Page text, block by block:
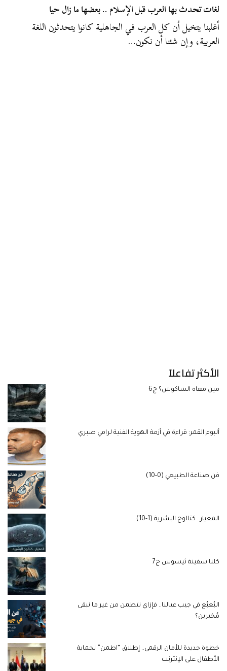
لغات تحدث بها العرب قبل الإسلام .. بعضها ما زال حيا
أغلبنا يتخيل أن كل العرب في الجاهلية كانوا يتحدثون اللغة
العربية، وإن شئنا أن نكون…
الأكثر تفاعلاً
مين معاه الشاكوش؟ ج6
ألبوم القمر: قراءة في أزمة الهوية الفنية لرامي صبري
فن صناعة الطبيعي (0-10)
المعيار.. كتالوج البشرية (1-10)
كلنا سفينة ثيسوس ج7
البُعبُع في جيب عيالنا.. فإزاي نتطمن من غير ما نبقى
مُخبرين؟
خطوة جديدة للأمان الرقمي.. إطلاق “اطمن” لحماية
الأطفال على الإنترنت